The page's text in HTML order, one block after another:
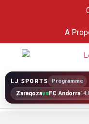
A
LJ SPORTS Programme
ZaragozavsFC Andorra